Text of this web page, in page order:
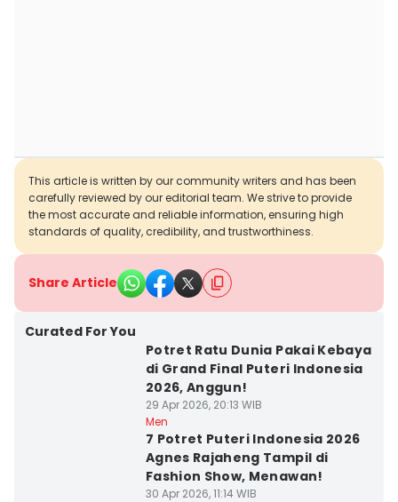
This article is written by our community writers and has been
carefully reviewed by our editorial team. We strive to provide
the most accurate and reliable information, ensuring high
standards of quality, credibility, and trustworthiness.
Share Article
Curated For You
Potret Ratu Dunia Pakai Kebaya
di Grand Final Puteri Indonesia
2026, Anggun!
29 Apr 2026, 20:13 WIB
Men
7 Potret Puteri Indonesia 2026
Agnes Rajaheng Tampil di
Fashion Show, Menawan!
30 Apr 2026, 11:14 WIB